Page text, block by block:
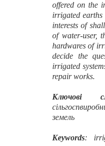
offered on the
irrigated earths
interests of
of water-user,
hardwares of
decide the
irrigated
repair works.
Ключові
земель
Keywords: